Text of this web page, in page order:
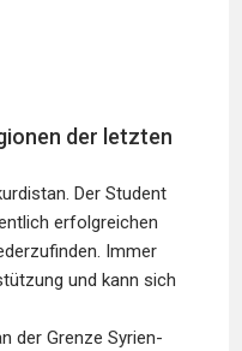
der letzten
Der Student
erfolgreichen
Immer
und kann sich
der Grenze Syrien-